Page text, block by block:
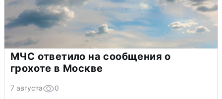
МЧС ответило на сообщения о
грохоте в Москве
7 августа 0